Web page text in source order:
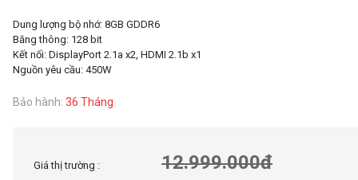
Dung lượng bộ nhớ: 8GB GDDR6
Băng thông: 128 bit
Kết nối: DisplayPort 2.1a x2, HDMI 2.1b x1
Bảo hành: 36 Tháng
Giá thị trường : 12.999.000đ